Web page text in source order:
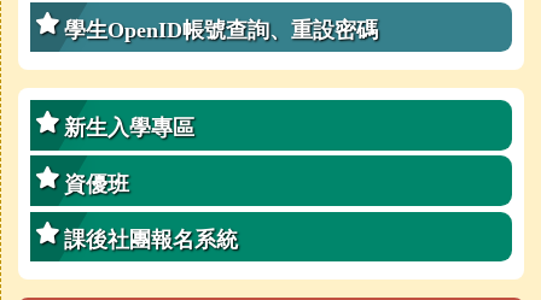
學生OpenID帳號查詢、重設密碼
新生入學專區
資優班
課後社團報名系統